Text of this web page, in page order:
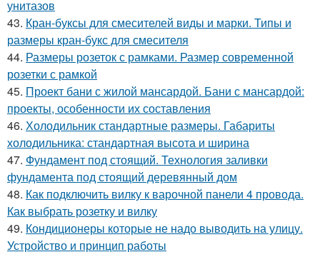
унитазов
43. Кран-буксы для смесителей виды и марки. Типы и
размеры кран-букс для смесителя
44. Размеры розеток с рамками. Размер современной
розетки с рамкой
45. Проект бани с жилой мансардой. Бани с мансардой:
проекты, особенности их составления
46. Холодильник стандартные размеры. Габариты
холодильника: стандартная высота и ширина
47. Фундамент под стоящий. Технология заливки
фундамента под стоящий деревянный дом
48. Как подключить вилку к варочной панели 4 провода.
Как выбрать розетку и вилку
49. Кондиционеры которые не надо выводить на улицу.
Устройство и принцип работы